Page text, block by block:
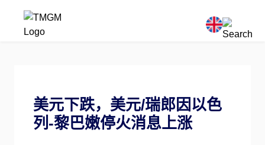
美元下跌，美元/瑞郎因以色
列-黎巴嫩停火消息上涨